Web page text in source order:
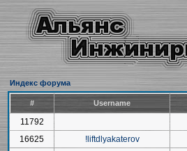
Индекс форума
# Username
11792
16625
!liftdlyakaterov